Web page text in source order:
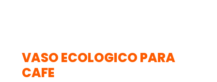
VASO ECOLOGICO PARA
CAFE